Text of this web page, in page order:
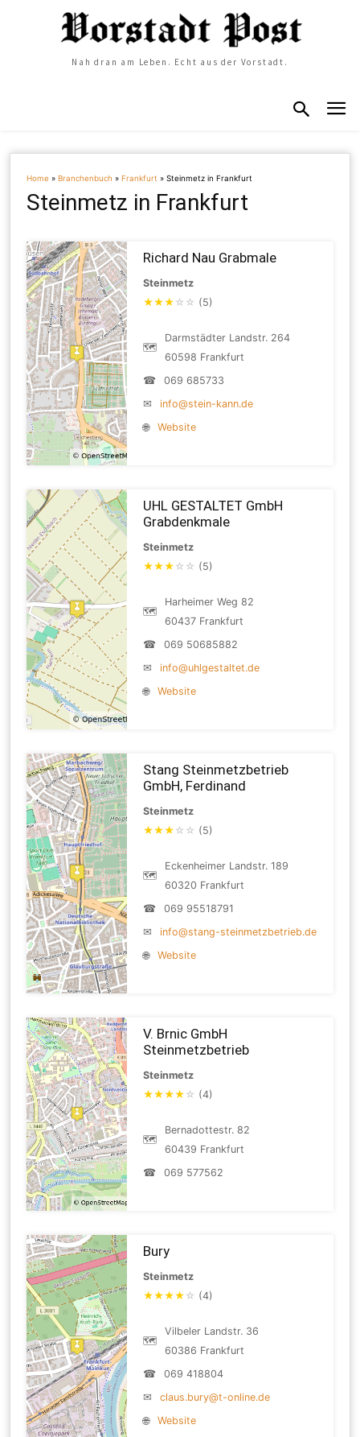
Nah dran am Leben. Echt aus der Vorstadt.
Home »Branchenbuch »Frankfurt »Steinmetz in Frankfurt
Steinmetz in Frankfurt
Richard Nau Grabmale
Steinmetz
★★★ ☆ ☆ (5)
🗺
Darmstädter Landstr. 264
60598 Frankfurt
☎
069 685733
✉
info@stein-kann.de
🌐
Website
UHL GESTALTET GmbH
Grabdenkmale
Steinmetz
★★★ ☆ ☆ (5)
🗺
Harheimer Weg 82
60437 Frankfurt
☎
069 50685882
✉
info@uhlgestaltet.de
🌐
Website
Stang Steinmetzbetrieb
GmbH, Ferdinand
Steinmetz
★★★ ☆ ☆ (5)
🗺
Eckenheimer Landstr. 189
60320 Frankfurt
☎
069 95518791
✉
info@stang-steinmetzbetrieb.de
🌐
Website
V. Brnic GmbH
Steinmetzbetrieb
Steinmetz
★★★★ ☆ (4)
🗺
Bernadottestr. 82
60439 Frankfurt
☎
069 577562
Bury
Steinmetz
★★★★ ☆ (4)
🗺
Vilbeler Landstr. 36
60386 Frankfurt
☎
069 418804
✉
claus.bury@t-online.de
🌐
Website